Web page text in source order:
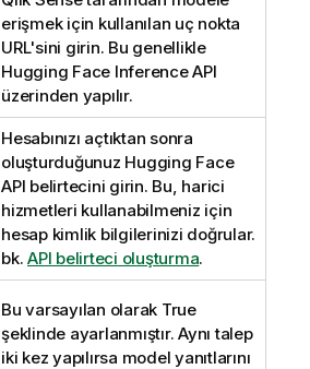
erişmek için kullanılan uç nokta
URL'sini girin. Bu genellikle
Hugging Face Inference API
üzerinden yapılır.
Hesabınızı açtıktan sonra
oluşturduğunuz Hugging Face
API belirtecini girin. Bu, harici
hizmetleri kullanabilmeniz için
hesap kimlik bilgilerinizi doğrular.
bk. API belirteci oluşturma.
Bu varsayılan olarak True
şeklinde ayarlanmıştır. Aynı talep
iki kez yapılırsa model yanıtlarını